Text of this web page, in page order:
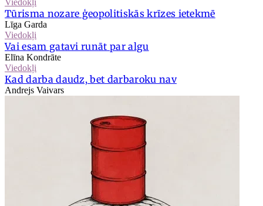
Tūrisma nozare ģeopolitiskās krīzes ietekmē
Līga Garda
Viedokļi
Vai esam gatavi runāt par algu
Elīna Kondrāte
Viedokļi
Kad darba daudz, bet darbaroku nav
Andrejs Vaivars